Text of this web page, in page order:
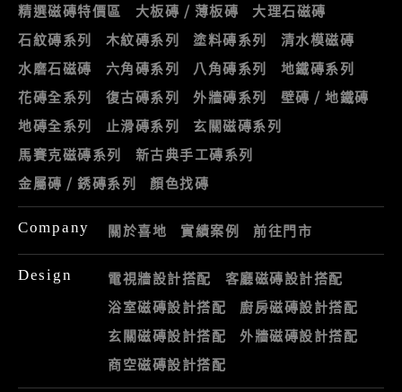
精選磁磚特價區 大板磚 / 薄板磚
大理石磁磚
石紋磚系列
木紋磚系列 塗料磚系列
清水模磁磚
水磨石磁磚
六角磚系列 八角磚系列
地鐵磚系列
花磚全系列
復古磚系列 外牆磚系列
壁磚 / 地鐵磚
地磚全系列
止滑磚系列
玄關磁磚系列
馬賽克磁磚系列
新古典手工磚系列
金屬磚 / 銹磚系列
顏色找磚
Company 關於喜地 實績案例 前往門市
Design 電視牆設計搭配
客廳磁磚設計搭配
浴室磁磚設計搭配
廚房磁磚設計搭配
玄關磁磚設計搭配
外牆磁磚設計搭配
商空磁磚設計搭配